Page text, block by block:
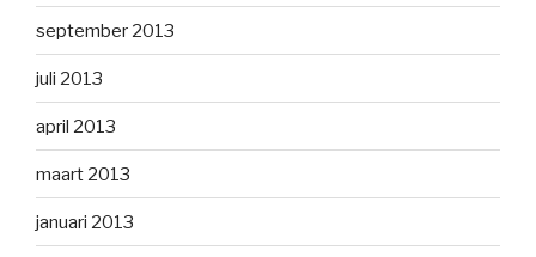
september 2013
juli 2013
april 2013
maart 2013
januari 2013